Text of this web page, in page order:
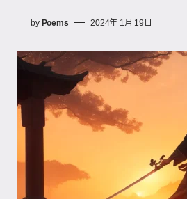
by Poems 2024年 1月 19日